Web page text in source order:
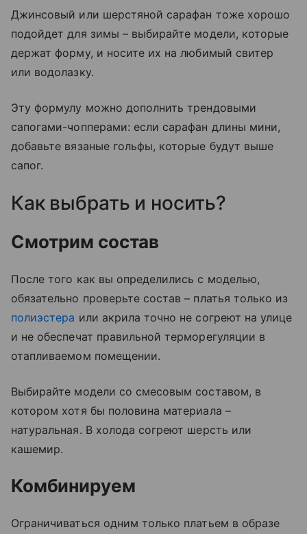
Джинсовый или шерстяной сарафан тоже хорошо
подойдет для зимы – выбирайте модели, которые
держат форму, и носите их на любимый свитер
или водолазку.
Эту формулу можно дополнить трендовыми
сапогами-чопперами: если сарафан длины мини,
добавьте вязаные гольфы, которые будут выше
сапог.
Как выбрать и носить?
Смотрим состав
После того как вы определились с моделью,
обязательно проверьте состав – платья только из
полиэстера или акрила точно не согреют на улице
и не обеспечат правильной терморегуляции в
отапливаемом помещении.
Выбирайте модели со смесовым составом, в
котором хотя бы половина материала –
натуральная. В холода согреют шерсть или
кашемир.
Комбинируем
Ограничиваться одним только платьем в образе